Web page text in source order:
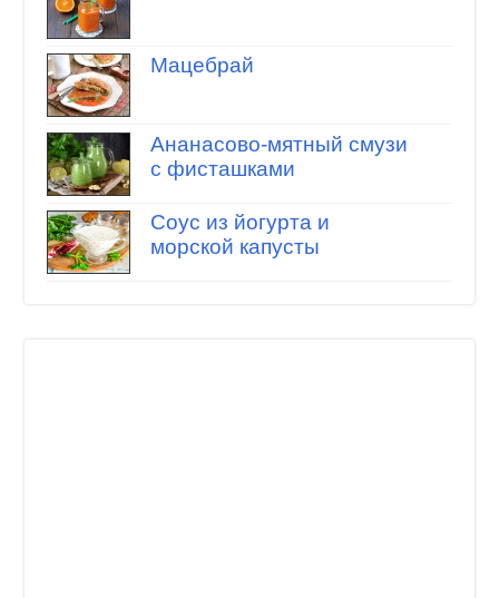
Мацебрай
Ананасово-мятный смузи
с фисташками
Соус из йогурта и
морской капусты